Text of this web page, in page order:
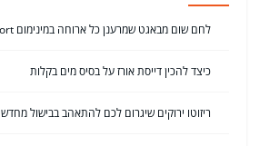
לחם שום מבאגט שמרענן כל ארוחה במינימום effort
כיצד להכין דייסת אורז על בסיס מים בקלות
ריזוטו ירוקים שיגרום לכם להתאהב בבישול מחדש